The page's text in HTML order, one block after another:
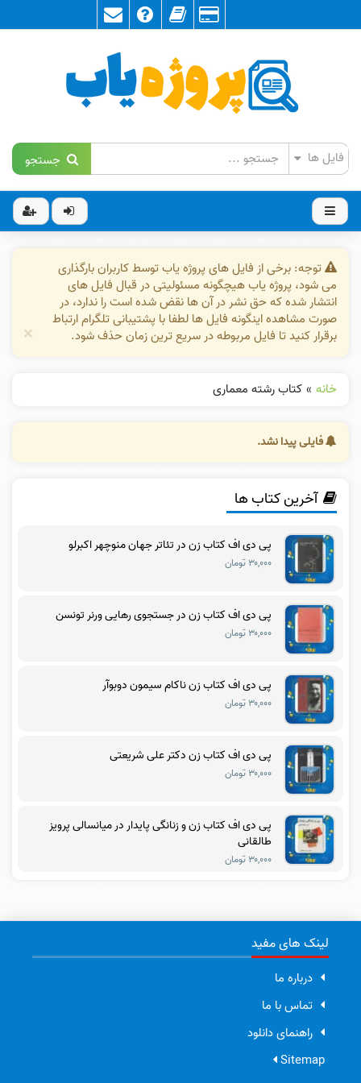
جستجو
توجه: برخی از فایل های پروژه یاب توسط کاربران بارگذاری
می شود، پروژه یاب هیچگونه مسئولیتی در قبال فایل های
انتشار شده که حق نشر در آن ها نقض شده است را ندارد، در
صورت مشاهده اینگونه فایل ها لطفا با پشتیبانی تلگرام ارتباط
برقرار کنید تا فایل مربوطه در سریع ترین زمان حذف شود.
×
خانه » کتاب رشته معماری
فایلی پیدا نشد.
آخرین کتاب ها
پی دی اف کتاب زن در تئاتر جهان منوچهر اکبرلو
۳۰,۰۰۰ تومان
پی دی اف کتاب زن در جستجوی رهایی ورنر تونسن
۳۰,۰۰۰ تومان
پی دی اف کتاب زن ناکام سیمون دوبوآر
۳۰,۰۰۰ تومان
پی دی اف کتاب زن دکتر علی شریعتی
۳۰,۰۰۰ تومان
پی دی اف کتاب زن و زنانگی پایدار در میانسالی پرویز
طالقانی
۳۰,۰۰۰ تومان
لینک های مفید
درباره ما
تماس با ما
راهنمای دانلود
Sitemap